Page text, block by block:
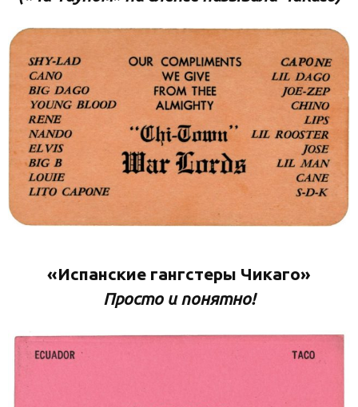
«Испанские гангстеры Чикаго»
Просто и понятно!